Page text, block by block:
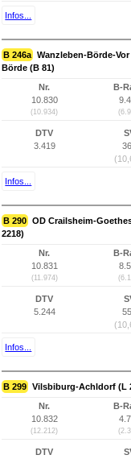
Infos...
B 246a Wanzleben-Börde-
Börde (B 81)
Nr.
10.830
(10.934)
B-
DTV
3.419
Infos...
B 290 OD Crailsheim-
2218)
Nr.
10.831
(11.974)
B-
DTV
5.244
Infos...
B 299 Vilsbiburg-Achldorf (L
Nr.
10.832
(12.212)
B-
DTV